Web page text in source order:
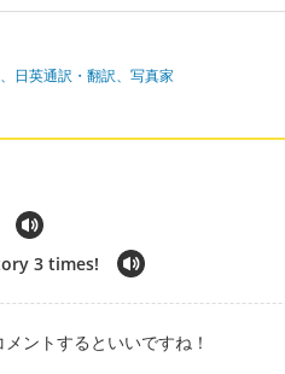
日英通訳・翻訳、写真家
3 times!
ントするといいですね！